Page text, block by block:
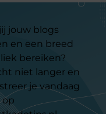
jouw blogs
en een breed
bereiken?
niet langer en
je vandaag
op